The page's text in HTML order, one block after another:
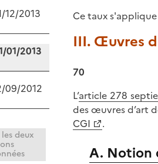
12/2013
01/2013
09/2012
deux
Ce taux
III. Œuvres
70
L’article 278
des œuvres d’art
CGI
.
A. Notion